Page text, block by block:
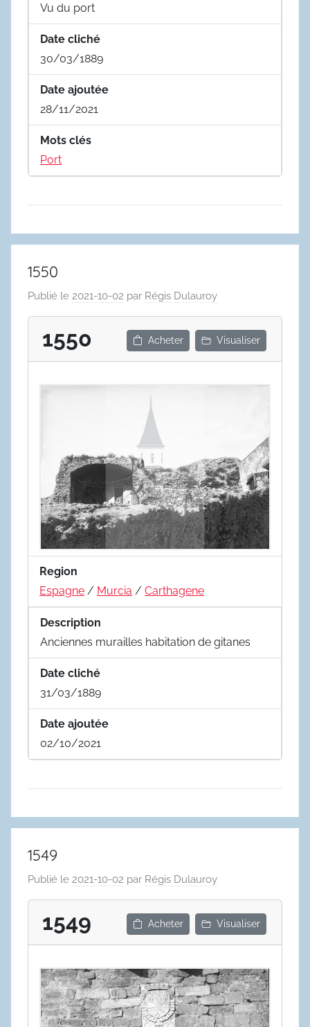
Vu du port
Date cliché
30/03/1889
Date ajoutée
28/11/2021
Mots clés
Port
1550
Publié le 2021-10-02 par Régis Dulauroy
1550 Acheter Visualiser
Region
Espagne / Murcia / Carthagene
Description
Anciennes murailles habitation de gitanes
Date cliché
31/03/1889
Date ajoutée
02/10/2021
1549
Publié le 2021-10-02 par Régis Dulauroy
1549 Acheter Visualiser